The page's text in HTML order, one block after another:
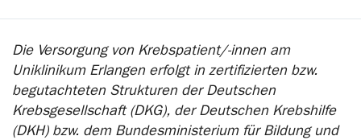
Die Versorgung von Krebspatient/-innen am
Uniklinikum Erlangen erfolgt in zertifizierten bzw.
begutachteten Strukturen der Deutschen
Krebsgesellschaft (DKG), der Deutschen Krebshilfe
(DKH) bzw. dem Bundesministerium für Bildung und